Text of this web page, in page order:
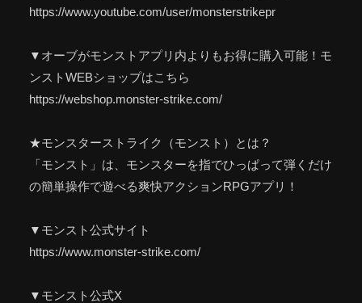
https://www.youtube.com/user/monsterstrikepr
▼オーブがモンストアプリ内よりもお得に購入可能！モ
ンストWEBショップはこちら
https://webshop.monster-strike.com/
★モンスターストライク（モンスト）とは？
「モンスト」は、モンスターを指でひっぱって弾くだけ
の簡単操作で遊べる爽快アクションRPGアプリ！
▼モンスト公式サイト
https://www.monster-strike.com/
▼モンスト公式X